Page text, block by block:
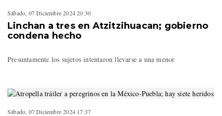
Sábado, 07 Diciembre 2024 20:30
Linchan a tres en Atzitzihuacan; gobierno
condena hecho
Presuntamente los sujetos intentaron llevarse a una menor
Sábado, 07 Diciembre 2024 17:37